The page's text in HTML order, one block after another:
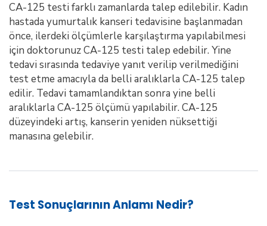
CA-125 testi farklı zamanlarda talep edilebilir. Kadın
hastada yumurtalık kanseri tedavisine başlanmadan
önce, ilerdeki ölçümlerle karşılaştırma yapılabilmesi
için doktorunuz CA-125 testi talep edebilir. Yine
tedavi sırasında tedaviye yanıt verilip verilmediğini
test etme amacıyla da belli aralıklarla CA-125 talep
edilir. Tedavi tamamlandıktan sonra yine belli
aralıklarla CA-125 ölçümü yapılabilir. CA-125
düzeyindeki artış, kanserin yeniden nüksettiği
manasına gelebilir.
Test Sonuçlarının Anlamı Nedir?